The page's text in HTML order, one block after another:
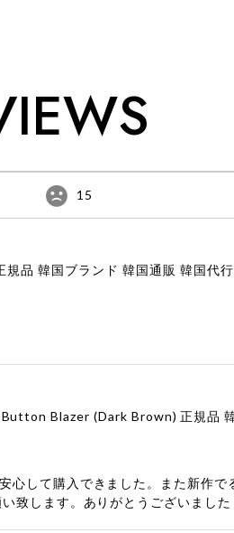
15
心して購入できました。また新作で
致します。ありがとうございました